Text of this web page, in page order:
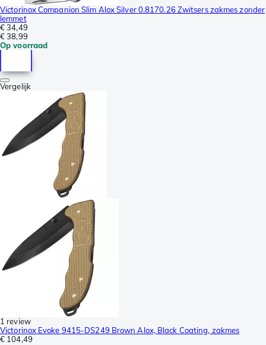
Victorinox Companion Slim Alox Silver 0.8170.26 Zwitsers zakmes zonder
lemmet
€ 34,49
€ 38,99
Op voorraad
Vergelijk
1 review
Victorinox Evoke 9415-DS249 Brown Alox, Black Coating, zakmes
€ 104,49